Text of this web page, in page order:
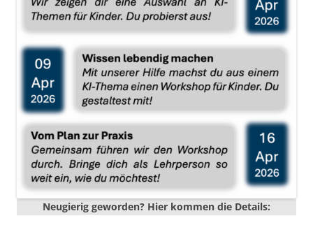
Neugierig geworden? Hier kommen die Details: